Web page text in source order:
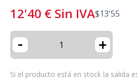
12'40 € Sin IVA$13'55
- +
Si el producto está en stock la salida